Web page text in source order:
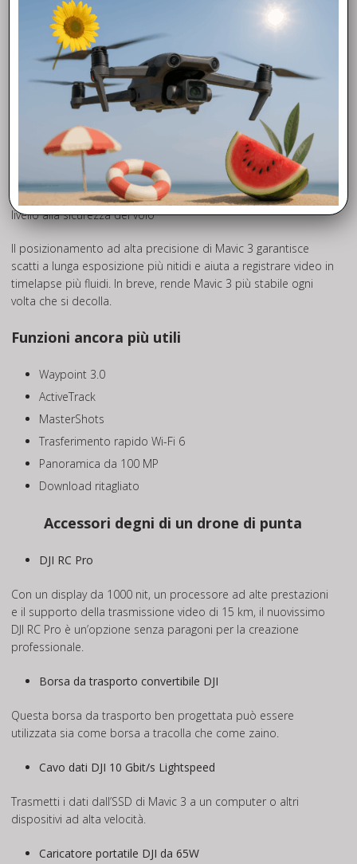
Mavic 3 vola più lontano con un raggio di trasmissione di 15
km, ma trasmette anche segnali con maggiore stabilità e
minor ritardo video, offrendoti una maggiore tranquillità
durante il volo.
Mavic 3 è il primo drone di DJI in grado di trasmettere un feed
live a 1080p/60fps. Ciò significa che la vista della telecamera
viene visualizzata con specifiche vicine a ciò che la telecamera
registra effettivamente. Inoltre, rende Mavic 3 più reattivo al
L’Adattatore di trasmissione cellulare DJI aggiunge un ulteriore
livello alla sicurezza del volo
Il posizionamento ad alta precisione di Mavic 3 garantisce
scatti a lunga esposizione più nitidi e aiuta a registrare video in
timelapse più fluidi. In breve, rende Mavic 3 più stabile ogni
volta che si decolla.
Funzioni ancora più utili
Waypoint 3.0
ActiveTrack
MasterShots
Trasferimento rapido Wi-Fi 6
Panoramica da 100 MP
Download ritagliato
Accessori degni di un drone di punta
DJI RC Pro
Con un display da 1000 nit, un processore ad alte prestazioni
e il supporto della trasmissione video di 15 km, il nuovissimo
DJI RC Pro è un’opzione senza paragoni per la creazione
professionale.
Borsa da trasporto convertibile DJI
Questa borsa da trasporto ben progettata può essere
utilizzata sia come borsa a tracolla che come zaino.
Cavo dati DJI 10 Gbit/s Lightspeed
Trasmetti i dati dall’SSD di Mavic 3 a un computer o altri
dispositivi ad alta velocità.
Caricatore portatile DJI da 65W